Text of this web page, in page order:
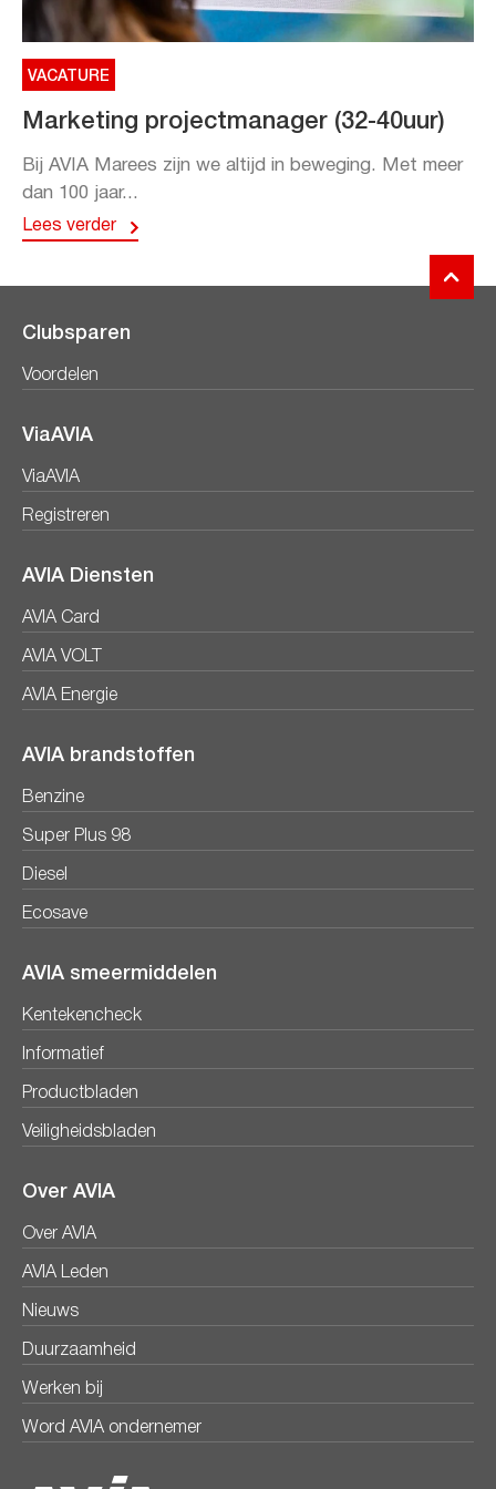
VACATURE
Marketing projectmanager (32-40uur)
Bij AVIA Marees zijn we altijd in beweging. Met meer
dan 100 jaar...
Lees verder
Clubsparen
Voordelen
ViaAVIA
ViaAVIA
Registreren
AVIA Diensten
AVIA Card
AVIA VOLT
AVIA Energie
AVIA brandstoffen
Benzine
Super Plus 98
Diesel
Ecosave
AVIA smeermiddelen
Kentekencheck
Informatief
Productbladen
Veiligheidsbladen
Over AVIA
Over AVIA
AVIA Leden
Nieuws
Duurzaamheid
Werken bij
Word AVIA ondernemer